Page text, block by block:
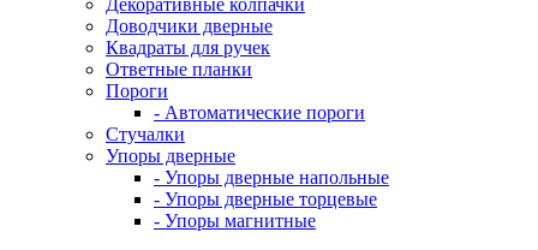
Декоративные колпачки
Доводчики дверные
Квадраты для ручек
Ответные планки
Пороги
- Автоматические пороги
Стучалки
Упоры дверные
- Упоры дверные напольные
- Упоры дверные торцевые
- Упоры магнитные